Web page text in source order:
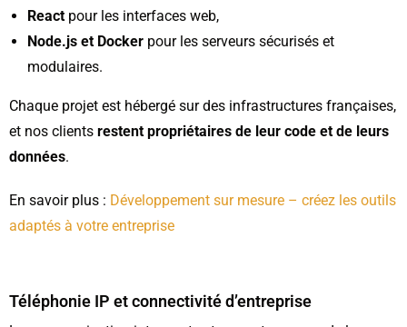
React pour les interfaces web,
Node.js et Docker pour les serveurs sécurisés et
modulaires.
Chaque projet est hébergé sur des infrastructures françaises,
et nos clients restent propriétaires de leur code et de leurs
données.
En savoir plus : Développement sur mesure – créez les outils
adaptés à votre entreprise
Téléphonie IP et connectivité d’entreprise